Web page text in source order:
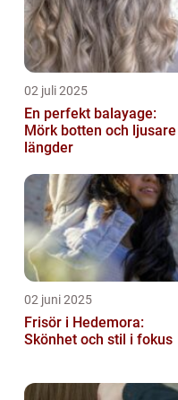
02 juli 2025
En perfekt balayage:
Mörk botten och ljusare
längder
02 juni 2025
Frisör i Hedemora:
Skönhet och stil i fokus